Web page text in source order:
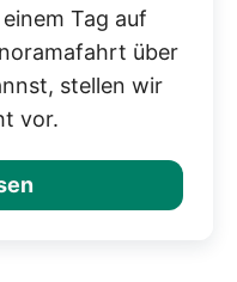
Tag auf
über
stellen wir
vor.